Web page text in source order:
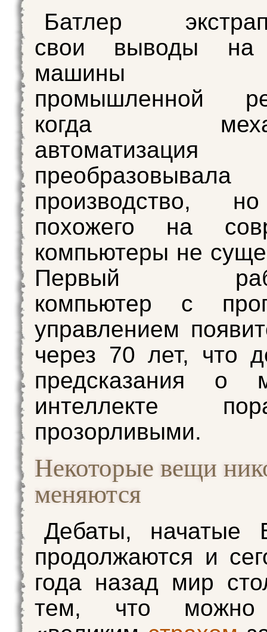
Батлер
свои выводы на
машины
промышленной
когда
автоматизация
преобразовывала
производство,
похожего на
компьютеры не
Первый
компьютер с
управлением
через 70 лет, что
предсказания о
интеллекте
прозорливыми.
Некоторые вещи
меняются
Дебаты, начатые
продолжаются и
года назад мир
тем, что можно